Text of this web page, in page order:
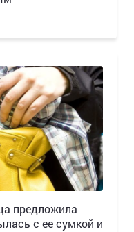
предложила
с ее сумкой и